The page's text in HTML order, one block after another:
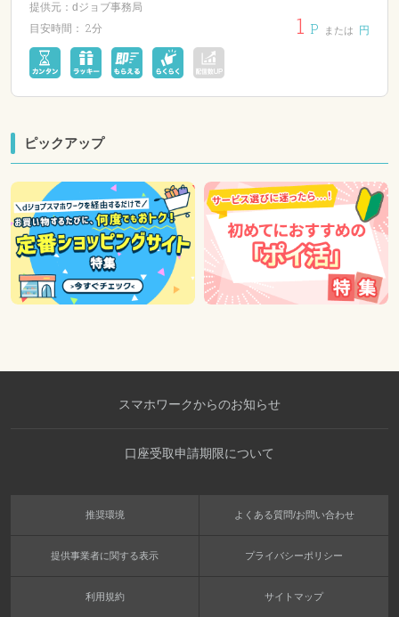
提供元：dジョブ事務局
目安時間： 2分 1 P または 円
ピックアップ
スマホワークからのお知らせ
口座受取申請期限について
推奨環境 よくある質問/お問い合わせ
提供事業者に関する表示 プライバシーポリシー
利用規約 サイトマップ